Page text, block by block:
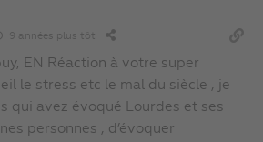
9 années plus tôt
EN Réaction à votre super
le stress etc le mal du siècle , je
qui avez évoqué Lourdes et ses
personnes , d’évoquer